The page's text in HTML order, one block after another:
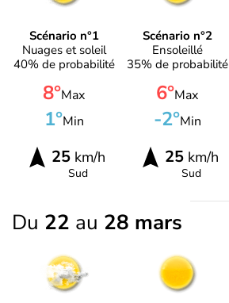
Scénario n°1
Nuages et soleil
40% de probabilité
8°Max
1°Min
25km/h
Sud
Scénario n°2
Ensoleillé
35% de probabilité
6°Max
-2°Min
25km/h
Sud
Du 22 au 28 mars